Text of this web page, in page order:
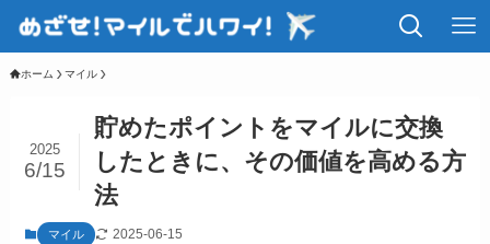
ホーム マイル
貯めたポイントをマイルに交換
したときに、その価値を高める方
法
2025
6/15
マイル 2025-06-15